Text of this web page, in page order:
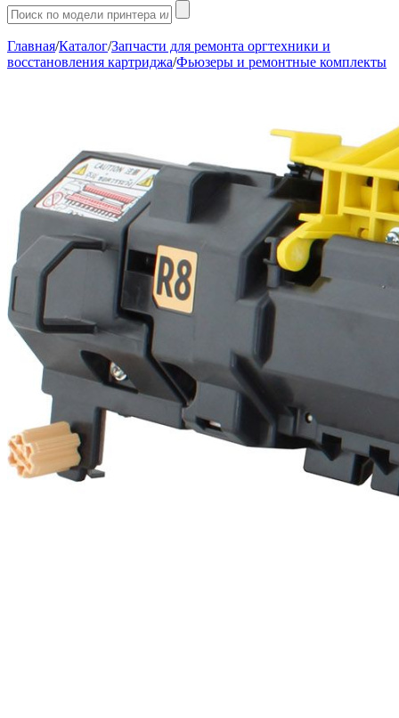
Главная/Каталог/Запчасти для ремонта оргтехники и
восстановления картриджа/Фьюзеры и ремонтные комплекты